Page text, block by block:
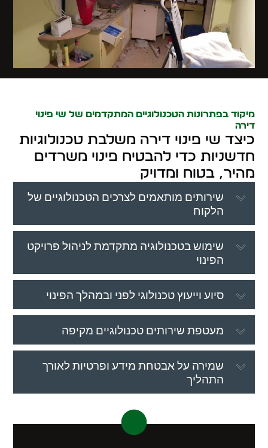
מיקוד בפתרונות הטכנולוגיים המתקדמים של שי פינוי
דירה
כיצד שי פינוי דירה משלבת טכנולוגיות
חדשניות כדי להבטיח פינוי משרדים
מהיר, בטוח ומדויק
שירותים מותאמים לצרכים הטכנולוגיים של
הלקוח
שימוש בטכנולוגיה מתקדמת לניהול פרויקט
הפינוי
סיוע וייעוץ טכנולוגי לפני ובמהלך הפינוי
מעטפת שירותים טכנולוגיים מקיפה
שמירה על אבטחת מידע ופרטיות לאורך
התהליך